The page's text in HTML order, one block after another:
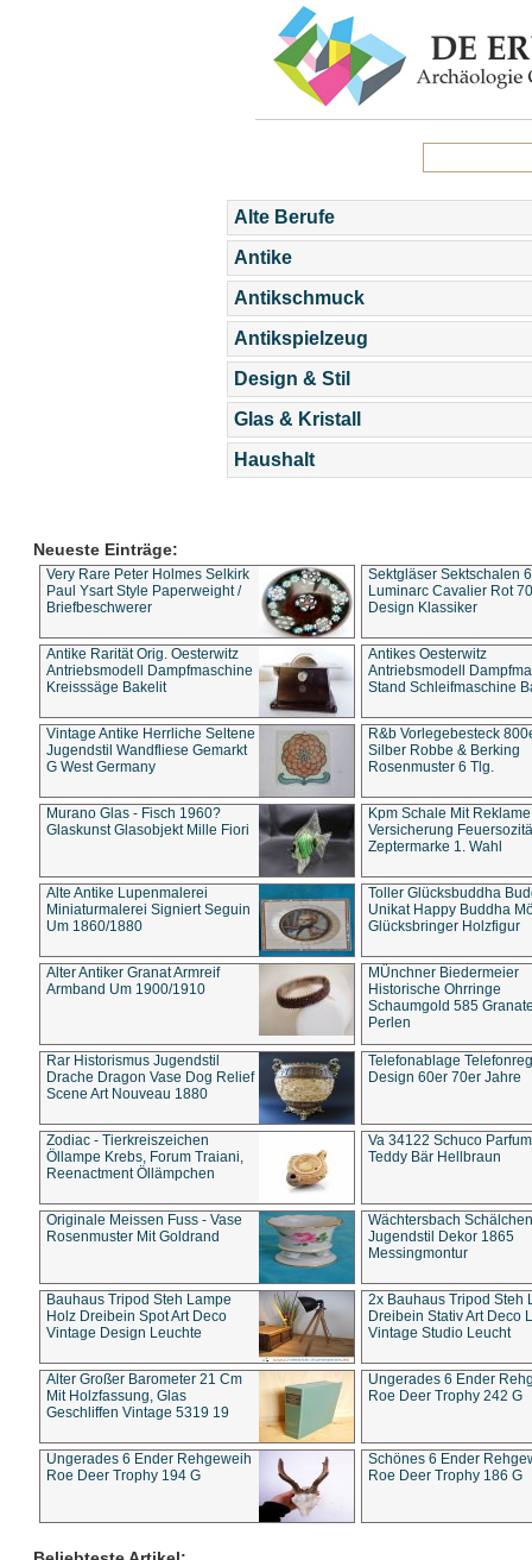
Alte Berufe
Antike
Antikschmuck
Antikspielzeug
Design & Stil
Glas & Kristall
Haushalt
Neueste Einträge:
Very Rare Peter Holmes Selkirk
Paul Ysart Style Paperweight /
Briefbeschwerer
Sektgläser Sektschalen
Luminarc Cavalier Rot
Design Klassiker
Antike Rarität Orig. Oesterwitz
Antriebsmodell Dampfmaschine
Kreisssäge Bakelit
Antikes Oesterwitz
Antriebsmodell
Stand Schleifmaschine
Vintage Antike Herrliche Seltene
Jugendstil Wandfliese Gemarkt
G West Germany
R&b Vorlegebesteck
Silber Robbe & Berking
Rosenmuster 6 Tlg.
Murano Glas - Fisch 1960?
Glaskunst Glasobjekt Mille Fiori
Kpm Schale Mit Reklame
Versicherung
Zeptermarke 1. Wahl
Alte Antike Lupenmalerei
Miniaturmalerei Signiert Seguin
Um 1860/1880
Toller Glücksbuddha
Unikat Happy Buddha
Glücksbringer Holzfigur
Alter Antiker Granat Armreif
Armband Um 1900/1910
MÜnchner Biedermeier
Historische Ohrringe
Schaumgold 585
Perlen
Rar Historismus Jugendstil
Drache Dragon Vase Dog Relief
Scene Art Nouveau 1880
Telefonablage
Design 60er 70er Jahre
Zodiac - Tierkreiszeichen
Öllampe Krebs, Forum Traiani,
Reenactment Öllämpchen
Va 34122 Schuco
Teddy Bär Hellbraun
Originale Meissen Fuss - Vase
Rosenmuster Mit Goldrand
Wächtersbach Schälchen
Jugendstil Dekor 1865
Messingmontur
Bauhaus Tripod Steh Lampe
Holz Dreibein Spot Art Deco
Vintage Design Leuchte
2x Bauhaus Tripod Steh
Dreibein Stativ Art Deco
Vintage Studio Leucht
Alter Großer Barometer 21 Cm
Mit Holzfassung, Glas
Geschliffen Vintage 5319 19
Ungerades 6 Ender
Roe Deer Trophy 242 G
Ungerades 6 Ender Rehgeweih
Roe Deer Trophy 194 G
Schönes 6 Ender
Roe Deer Trophy 186 G